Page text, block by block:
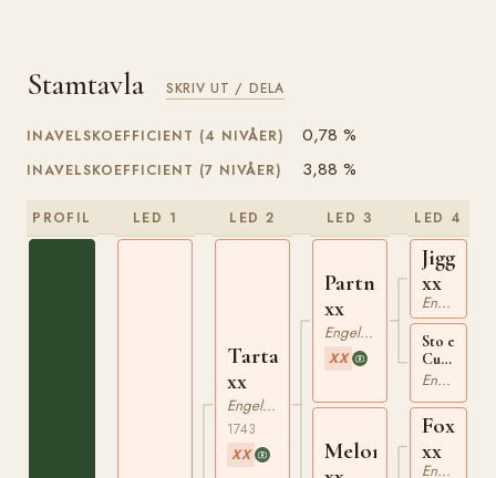
Stamtavla SKRIV UT / DELA
INAVELSKOEFFICIENT (4 NIVÅER) 0,78 %
INAVELSKOEFFICIENT (7 NIVÅER) 3,88 %
PROFIL LED 1 LED 2
Tartar
xx
Engelskt Fullblod
1743
XX
LED 3
Partner
xx
Engelskt Fullblod
XX
Meloria
LED 4
Jigg
xx
Engelskt Fullblod
Sto e
Curwen's
Bay
xx
Engelskt Fullblod
Fox
xx
Engelskt Fullblod